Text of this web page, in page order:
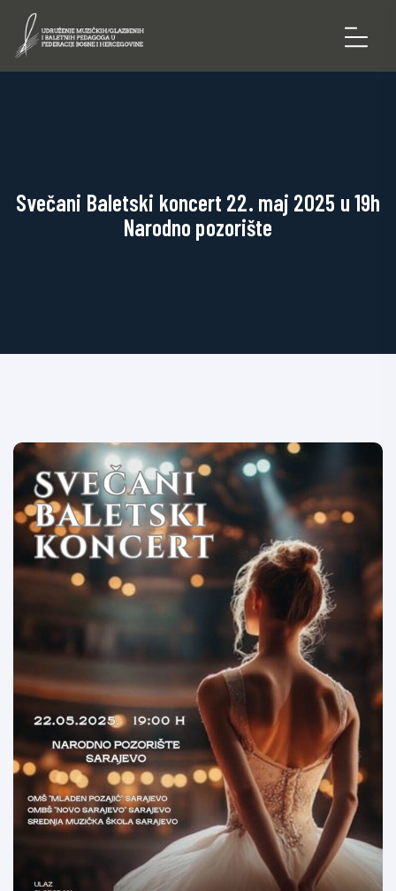
Svečani Baletski koncert 22. maj 2025 u 19h
Narodno pozorište